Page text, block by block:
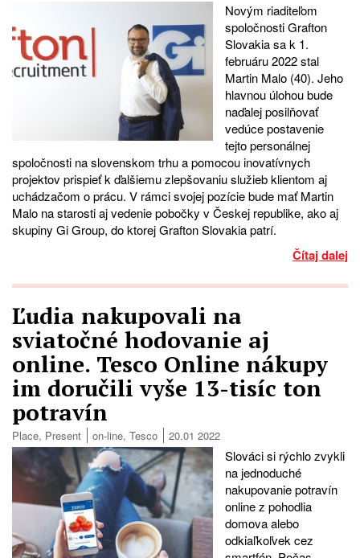
Novým riaditeľom
spoločnosti Grafton
Slovakia sa k 1.
februáru 2022 stal
Martin Malo (40). Jeho
hlavnou úlohou bude
naďalej posilňovať
vedúce postavenie
tejto personálnej
spoločnosti na slovenskom trhu a pomocou inovatívnych
projektov prispieť k ďalšiemu zlepšovaniu služieb klientom aj
uchádzačom o prácu. V rámci svojej pozície bude mať Martin
Malo na starosti aj vedenie pobočky v Českej republike, ako aj
skupiny Gi Group, do ktorej Grafton Slovakia patrí.
Čítaj dalej
Ľudia nakupovali na
sviatočné hodovanie aj
online. Tesco Online nákupy
im doručili vyše 13-tisíc ton
potravín
Place, Present on-line, Tesco 20.01 2022
Slováci si rýchlo zvykli
na jednoduché
nakupovanie potravín
online z pohodlia
domova alebo
odkiaľkoľvek cez